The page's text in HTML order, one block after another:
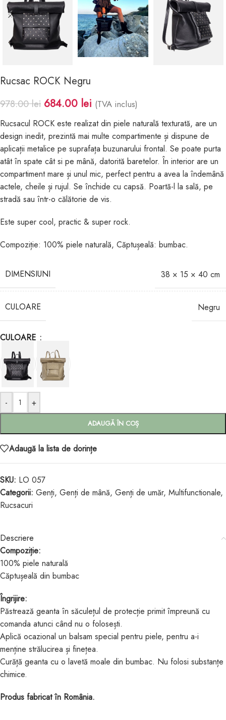
Rucsac ROCK Negru
978.00lei 684.00 lei (TVA inclus)
Rucsacul ROCK este realizat din piele naturală texturată, are un
design inedit, prezintă mai multe compartimente și dispune de
aplicații metalice pe suprafața buzunarului frontal. Se poate purta
atât în spate cât si pe mână, datorită baretelor. În interior are un
compartiment mare și unul mic, perfect pentru a avea la îndemână
actele, cheile și rujul. Se închide cu capsă. Poartă-l la sală, pe
stradă sau într-o călătorie de vis.
Este super cool, practic & super rock.
Compoziție: 100% piele naturală, Căptușeală: bumbac.
DIMENSIUNI 38 × 15 × 40 cm
CULOARE Negru
CULOARE
- +
ADAUGĂ ÎN COȘ
Adaugă la lista de dorințe
SKU: LO 057
Categorii: Genți, Genți de mână, Genți de umăr, Multifunctionale,
Rucsacuri
Descriere
Compoziție:
100% piele naturală
Căptușeală din bumbac
Îngrijire:
Păstrează geanta în săculețul de protecție primit împreună cu
comanda atunci când nu o folosești.
Aplică ocazional un balsam special pentru piele, pentru a-i
menține strălucirea și finețea.
Curăță geanta cu o lavetă moale din bumbac. Nu folosi substanțe
chimice.
Produs fabricat în România.